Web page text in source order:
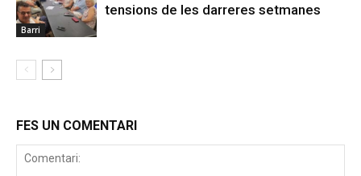
Barri
tensions de les darreres setmanes
FES UN COMENTARI